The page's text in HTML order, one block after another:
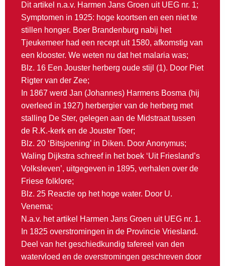
Dit artikel n.a.v. Harmen Jans Groen uit UEG nr. 1;
Symptomen in 1925: hoge koortsen en een niet te
stillen honger. Boer Brandenburg nabij het
Tjeukemeer had een recept uit 1580, afkomstig van
een klooster. We weten nu dat het malaria was;
Blz. 16 Een Jouster herberg oude stijl (1). Door Piet
Rigter van der Zee;
In 1867 werd Jan (Johannes) Harmens Bosma (hij
overleed in 1927) herbergier van de herberg met
stalling De Ster, gelegen aan de Midstraat tussen
de R.K.-kerk en de Jouster Toer;
Blz. 20 ‘Bitsjoening’ in Diken. Door Anonymus;
Waling Dijkstra schreef in het boek ‘Uit Friesland’s
Volksleven’, uitgegeven in 1895, verhalen over de
Friese folklore;
Blz. 25 Reactie op het hoge water. Door U.
Venema;
N.a.v. het artikel Harmen Jans Groen uit UEG nr. 1.
In 1825 overstromingen in de Provincie Vriesland.
Deel van het geschiedkundig tafereel van den
watervloed en de overstromingen geschreven door